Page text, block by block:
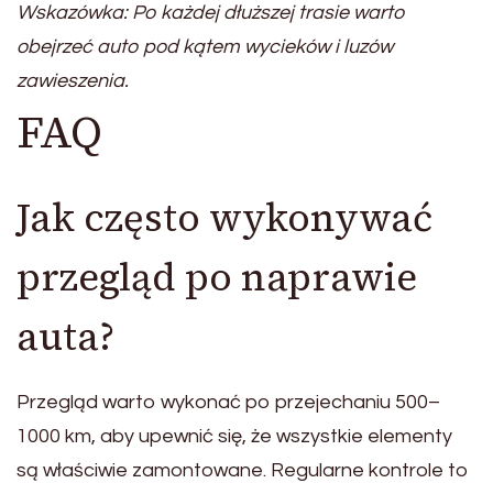
Wskazówka: Po każdej dłuższej trasie warto
obejrzeć auto pod kątem wycieków i luzów
zawieszenia.
FAQ
Jak często wykonywać
przegląd po naprawie
auta?
Przegląd warto wykonać po przejechaniu 500–
1000 km, aby upewnić się, że wszystkie elementy
są właściwie zamontowane. Regularne kontrole to